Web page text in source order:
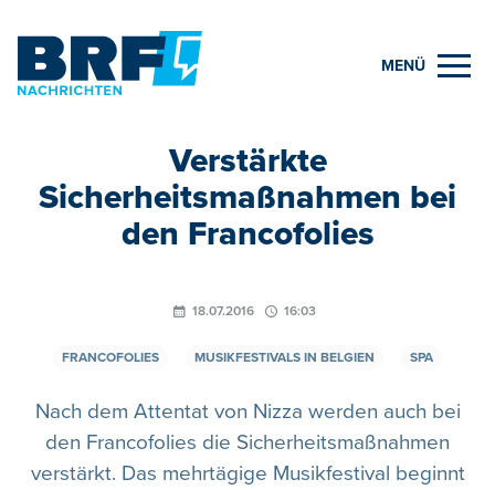
MENÜ
Verstärkte
Sicherheitsmaßnahmen bei
den Francofolies
18.07.2016 16:03
FRANCOFOLIES MUSIKFESTIVALS IN BELGIEN SPA
Nach dem Attentat von Nizza werden auch bei
den Francofolies die Sicherheitsmaßnahmen
verstärkt. Das mehrtägige Musikfestival beginnt